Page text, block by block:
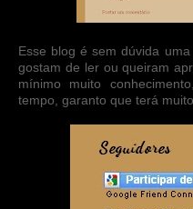
Esse blog é sem dúvida
gostam de ler ou queiram
mínimo muito
tempo, garanto que terá